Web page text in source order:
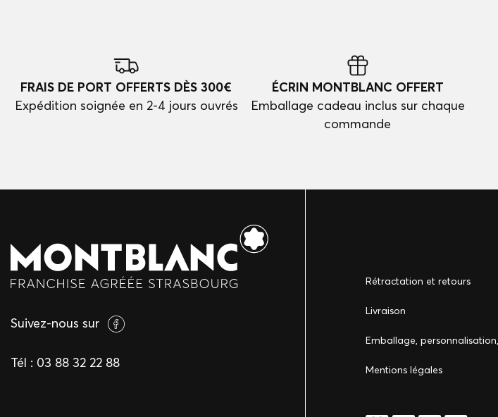
FRAIS DE PORT OFFERTS DÈS 300€
Expédition soignée en 2-4 jours ouvrés
ÉCRIN MONTBLANC OFFERT
Emballage cadeau inclus sur chaque
commande
Suivez-nous sur
Tél : 03 88 32 22 88
Rétractation et retours
Livraison
Emballage,
Mentions légales